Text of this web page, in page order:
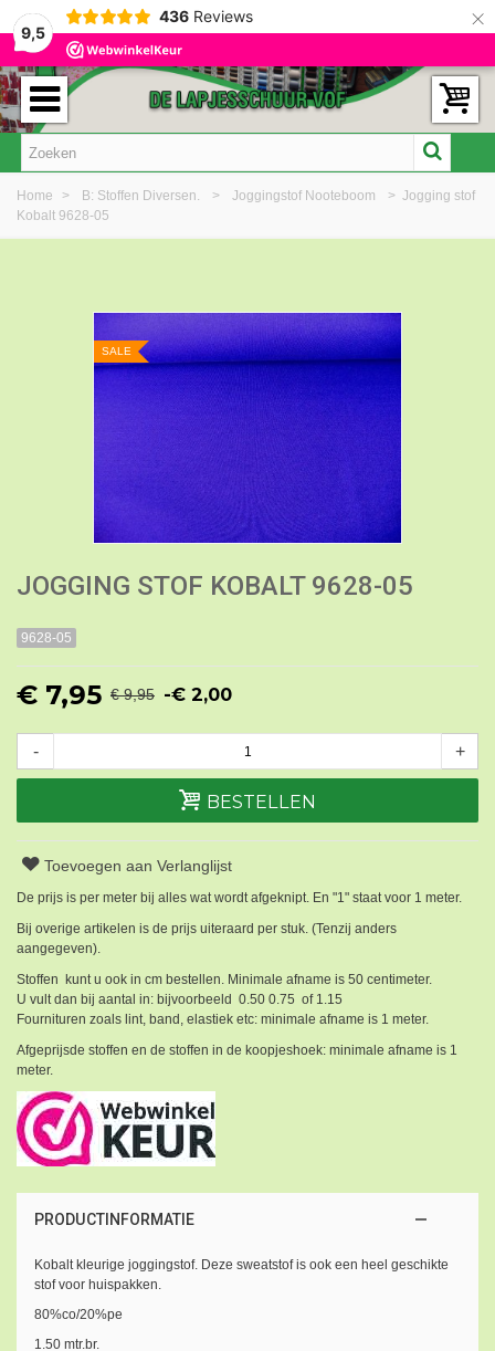
9,5
436 Reviews ×
Home > B: Stoffen Diversen. > Joggingstof Nooteboom > Jogging stof
Kobalt 9628-05
SALE
JOGGING STOF KOBALT 9628-05
9628-05
€ 7,95 € 9,95 -€ 2,00
- +
BESTELLEN
Toevoegen aan Verlanglijst
De prijs is per meter bij alles wat wordt afgeknipt. En "1" staat voor 1 meter.
Bij overige artikelen is de prijs uiteraard per stuk. (Tenzij anders
aangegeven).
Stoffen kunt u ook in cm bestellen. Minimale afname is 50 centimeter.
U vult dan bij aantal in: bijvoorbeeld 0.50 0.75 of 1.15
Fournituren zoals lint, band, elastiek etc: minimale afname is 1 meter.
Afgeprijsde stoffen en de stoffen in de koopjeshoek: minimale afname is 1
meter.
PRODUCTINFORMATIE
Kobalt kleurige joggingstof. Deze sweatstof is ook een heel geschikte
stof voor huispakken.
80%co/20%pe
1.50 mtr.br.